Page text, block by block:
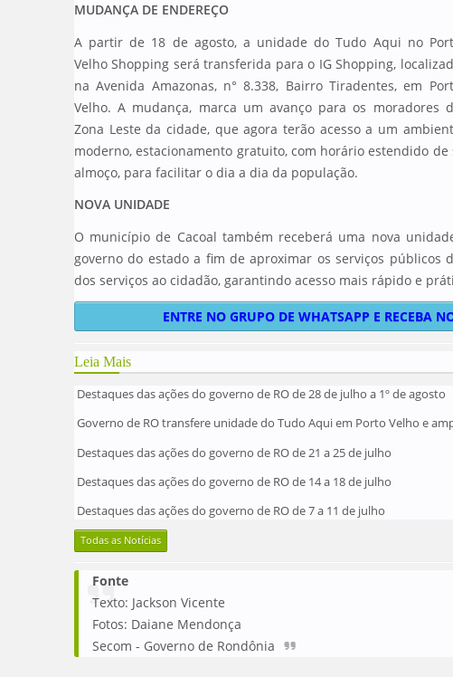
MUDANÇA DE ENDEREÇO
A partir de 18 de agosto, a unidade do Tudo Aqui no
Velho Shopping será transferida para o IG Shopping,
na Avenida Amazonas, n° 8.338, Bairro Tiradentes, em
Velho. A mudança, marca um avanço para os moradores
Zona Leste da cidade, que agora terão acesso a um
moderno, estacionamento gratuito, com horário estendido
almoço, para facilitar o dia a dia da população.
NOVA UNIDADE
O município de Cacoal também receberá uma nova
governo do estado a fim de aproximar os serviços públicos
dos serviços ao cidadão, garantindo acesso mais rápido e
ENTRE NO GRUPO DE WHATSAPP E RECEBA
Leia Mais
Destaques das ações do governo de RO de 28 de julho a 1º de agosto
Governo de RO transfere unidade do Tudo Aqui em Porto Velho e
Destaques das ações do governo de RO de 21 a 25 de julho
Destaques das ações do governo de RO de 14 a 18 de julho
Destaques das ações do governo de RO de 7 a 11 de julho
Todas as Notícias
Fonte
Texto: Jackson Vicente
Fotos: Daiane Mendonça
Secom - Governo de Rondônia